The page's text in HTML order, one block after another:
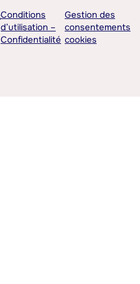
Conditions
d’utilisation –
Confidentialité
Gestion des
consentements
cookies